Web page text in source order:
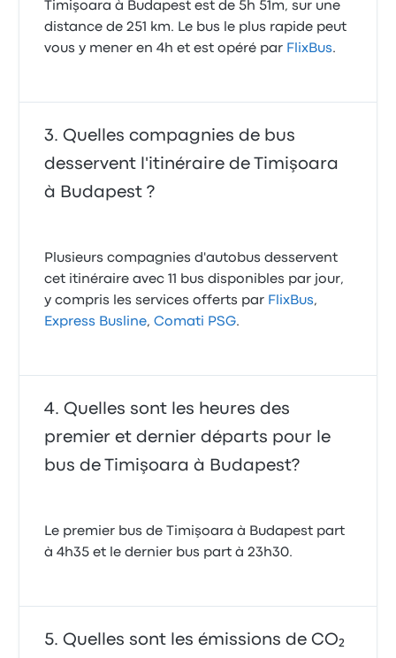
Timişoara à Budapest est de 5h 51m, sur une
distance de 251 km. Le bus le plus rapide peut
vous y mener en 4h et est opéré par FlixBus.
Quelles compagnies de bus
desservent l'itinéraire de Timişoara
à Budapest ?
Plusieurs compagnies d'autobus desservent
cet itinéraire avec 11 bus disponibles par jour,
y compris les services offerts par FlixBus,
Express Busline,Comati PSG.
Quelles sont les heures des
premier et dernier départs pour le
bus de Timişoara à Budapest?
Le premier bus de Timişoara à Budapest part
à 4h35 et le dernier bus part à 23h30.
Quelles sont les émissions de CO₂